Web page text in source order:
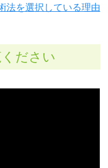
法を選択している理由
ださい